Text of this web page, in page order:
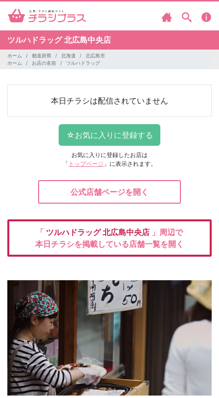
ツルハドラッグ北広島中央店
ホーム 都道府県 北海道
北広島市
ホーム
お店の名前 ツルハドラッグ
本日チラシは配信されていません
お気に入りに登録したお店は
「 トップページ 」に表示されます。
公式店舗ページを開く
「 ツルハドラッグ北広島中央店 」周辺で
本日チラシを掲載している店舗一覧を開く